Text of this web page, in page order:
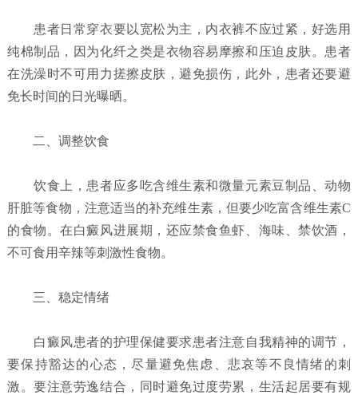
患者日常穿衣要以宽松为主，内衣裤不应过紧，好选用
纯棉制品，因为化纤之类是衣物容易摩擦和压迫皮肤。患者
在洗澡时不可用力搓擦皮肤，避免损伤，此外，患者还要避
免长时间的日光曝晒。
二、调整饮食
饮食上，患者应多吃含维生素和微量元素豆制品、动物
肝脏等食物，注意适当的补充维生素，但要少吃富含维生素C
的食物。在白癜风进展期，还应禁食鱼虾、海味、禁饮酒，
不可食用辛辣等刺激性食物。
三、稳定情绪
白癜风患者的护理保健要求患者注意自我精神的调节，
要保持豁达的心态，尽量避免焦虑、悲哀等不良情绪的刺
激。要注意劳逸结合，同时避免过度劳累，生活起居要有规